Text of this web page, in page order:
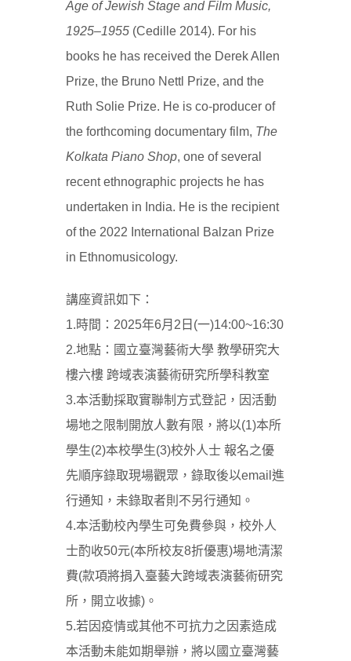
Age of Jewish Stage and Film Music,
1925–1955 (Cedille 2014). For his
books he has received the Derek Allen
Prize, the Bruno Nettl Prize, and the
Ruth Solie Prize. He is co-producer of
the forthcoming documentary film, The
Kolkata Piano Shop, one of several
recent ethnographic projects he has
undertaken in India. He is the recipient
of the 2022 International Balzan Prize
in Ethnomusicology.
講座資訊如下：
1.時間：2025年6月2日(一)14:00~16:30
2.地點：國立臺灣藝術大學 教學研究大
樓六樓 跨域表演藝術研究所學科教室
3.本活動採取實聯制方式登記，因活動
場地之限制開放人數有限，將以(1)本所
學生(2)本校學生(3)校外人士 報名之優
先順序錄取現場觀眾，錄取後以email進
行通知，未錄取者則不另行通知。
4.本活動校內學生可免費參與，校外人
士酌收50元(本所校友8折優惠)場地清潔
費(款項將捐入臺藝大跨域表演藝術研究
所，開立收據)。
5.若因疫情或其他不可抗力之因素造成
本活動未能如期舉辦，將以國立臺灣藝